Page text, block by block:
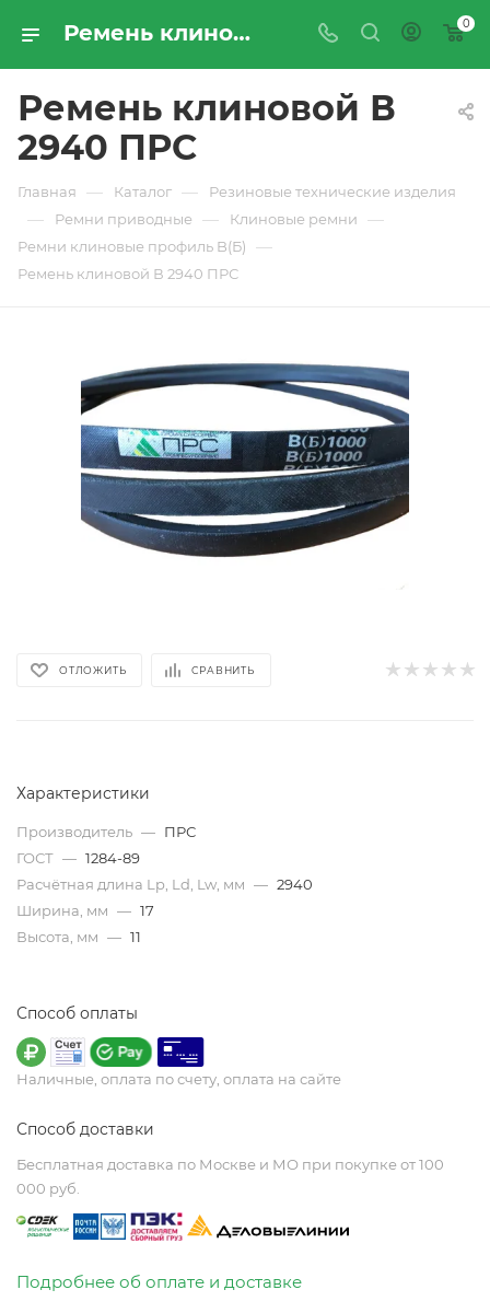
Ремень клиновой В 2940 ПРС - купить по цене производителя с доставкой по Москве и России | ПРОМРЕСУРССЕРВИС 0
Ремень клиновой В
2940 ПРС
Главная — Каталог — Резиновые технические изделия
— Ремни приводные — Клиновые ремни —
Ремни клиновые профиль B(Б) —
Ремень клиновой В 2940 ПРС
ОТЛОЖИТЬ СРАВНИТЬ
Характеристики
Производитель — ПРС
ГОСТ — 1284-89
Расчётная длина Lp, Ld, Lw, мм — 2940
Ширина, мм — 17
Высота, мм — 11
Способ оплаты
Наличные, оплата по счету, оплата на сайте
Способ доставки
Бесплатная доставка по Москве и МО при покупке от 100
000 руб.
Подробнее об оплате и доставке